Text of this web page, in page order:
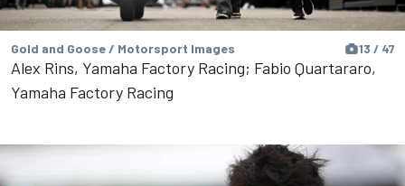
Gold and Goose / Motorsport Images 13 / 47
Alex Rins, Yamaha Factory Racing; Fabio Quartararo,
Yamaha Factory Racing